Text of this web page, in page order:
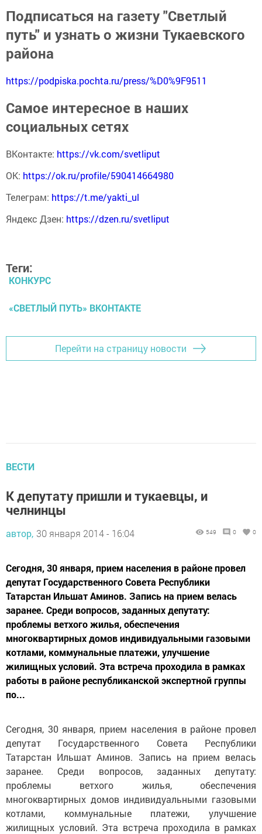
Подписаться на газету "Светлый
путь" и узнать о жизни Тукаевского
района
https://podpiska.pochta.ru/press/%D0%9F9511
Самое интересное в наших
социальных сетях
ВКонтакте: https://vk.com/svetliput
ОК: https://ok.ru/profile/590414664980
Телеграм: https://t.me/yakti_ul
Яндекс Дзен: https://dzen.ru/svetliput
Теги:
КОНКУРС
«СВЕТЛЫЙ ПУТЬ» ВКОНТАКТЕ
Перейти на страницу новости
ВЕСТИ
К депутату пришли и тукаевцы, и
челнинцы
автор, 30 января 2014 - 16:04 549 0 0
Сегодня, 30 января, прием населения в районе провел
депутат Государственного Совета Республики
Татарстан Ильшат Аминов. Запись на прием велась
заранее. Среди вопросов, заданных депутату:
проблемы ветхого жилья, обеспечения
многоквартирных домов индивидуальными газовыми
котлами, коммунальные платежи, улучшение
жилищных условий. Эта встреча проходила в рамках
работы в районе республиканской экспертной группы
по...
Сегодня, 30 января, прием населения в районе провел
депутат Государственного Совета Республики
Татарстан Ильшат Аминов. Запись на прием велась
заранее. Среди вопросов, заданных депутату:
проблемы ветхого жилья, обеспечения
многоквартирных домов индивидуальными газовыми
котлами, коммунальные платежи, улучшение
жилищных условий. Эта встреча проходила в рамках